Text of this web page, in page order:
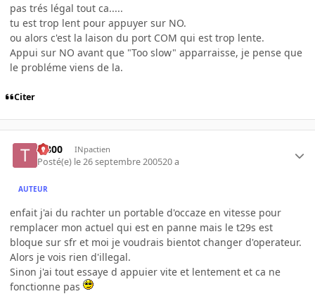
pas trés légal tout ca.....
tu est trop lent pour appuyer sur NO.
ou alors c'est la laison du port COM qui est trop lente.
Appui sur NO avant que "Too slow" apparraisse, je pense que
le probléme viens de la.
Citer
T-800 INpactien
Posté(e) le 26 septembre 200520 a
AUTEUR
enfait j'ai du rachter un portable d'occaze en vitesse pour
remplacer mon actuel qui est en panne mais le t29s est
bloque sur sfr et moi je voudrais bientot changer d'operateur.
Alors je vois rien d'illegal.
Sinon j'ai tout essaye d appuier vite et lentement et ca ne
fonctionne pas